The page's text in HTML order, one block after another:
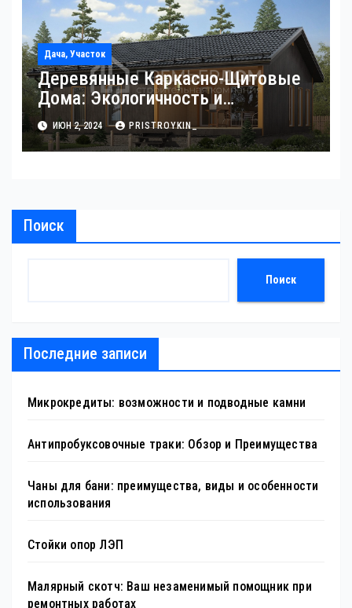
Дача, Участок
Деревянные Каркасно-Щитовые
Дома: Экологичность и
Практичность
ИЮН 2, 2024 PRISTROYKIN_
Поиск
Поиск
Последние записи
Микрокредиты: возможности и подводные камни
Антипробуксовочные траки: Обзор и Преимущества
Чаны для бани: преимущества, виды и особенности
использования
Стойки опор ЛЭП
Малярный скотч: Ваш незаменимый помощник при
ремонтных работах